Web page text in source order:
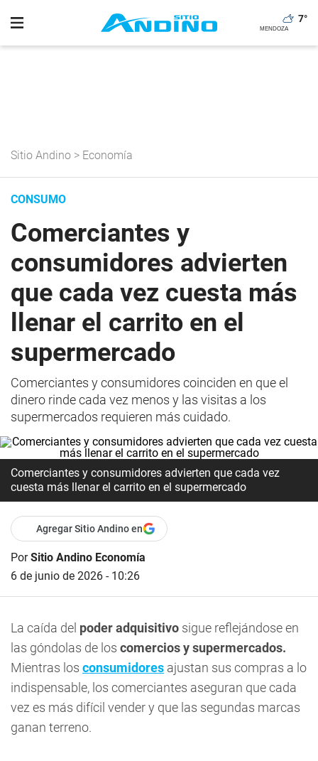
7°
Sitio Andino > Economía
CONSUMO
Comerciantes y
consumidores advierten
que cada vez cuesta más
llenar el carrito en el
supermercado
Comerciantes y consumidores coinciden en que el
dinero rinde cada vez menos y las visitas a los
supermercados requieren más cuidado.
Comerciantes y consumidores advierten que cada vez
cuesta más llenar el carrito en el supermercado
Agregar Sitio Andino en
PorSitio Andino Economía
6 de junio de 2026 - 10:26
La caída del poder adquisitivo sigue reflejándose en
las góndolas de los comercios y supermercados.
Mientras los consumidores ajustan sus compras a lo
indispensable, los comerciantes aseguran que cada
vez es más difícil vender y que las segundas marcas
ganan terreno.